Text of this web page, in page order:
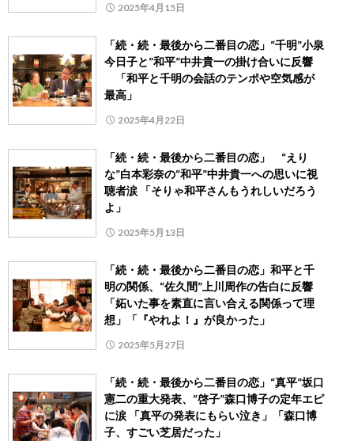
2025年4月15日
「続・続・最後から二番目の恋」“千明”小泉
今日子と”和平”中井貴一の掛け合いに反響
「和平と千明の会話のテンポや空気感が
最高」
2025年4月22日
「続・続・最後から二番目の恋」 “えり
な”白本彩奈の“和平”中井貴一への思いに視
聴者涙 「そりゃ和平さんもうれしいだろう
よ」
2025年5月13日
「続・続・最後から二番目の恋」和平と千
明の関係、“佐久間”上川周作の告白に反響
「妬いた事を素直に言い合える関係って理
想」「『やれよ！』が良かった」
2025年5月27日
「続・続・最後から二番目の恋」“真平”坂口
憲二の重大発表、“啓子”森口博子の定年エピ
に涙 「真平の発表にもらい泣き」「森口博
子、すごい芝居だった」